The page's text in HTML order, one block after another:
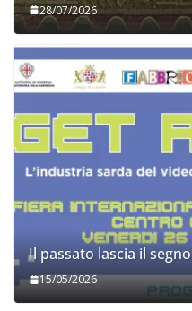
28/07/2026
Il passato lascia il segno
15/05/2026